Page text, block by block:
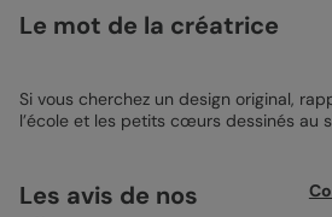
Le mot de la créatrice
Si vous cherchez un design original,
l’école et les petits cœurs dessinés au
célébration de votre amour
son fond ardoise qui apporte une note
Les avis de nos